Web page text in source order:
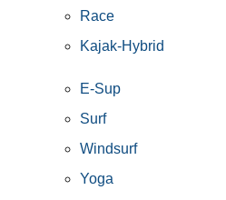
Race
Kajak-Hybrid
E-Sup
Surf
Windsurf
Yoga